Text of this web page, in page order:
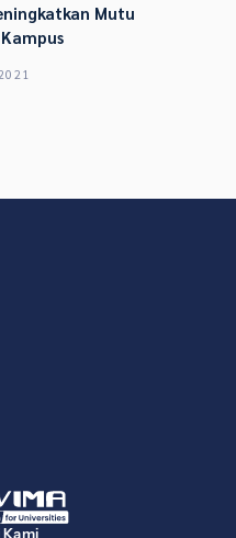
Mutu
Kami